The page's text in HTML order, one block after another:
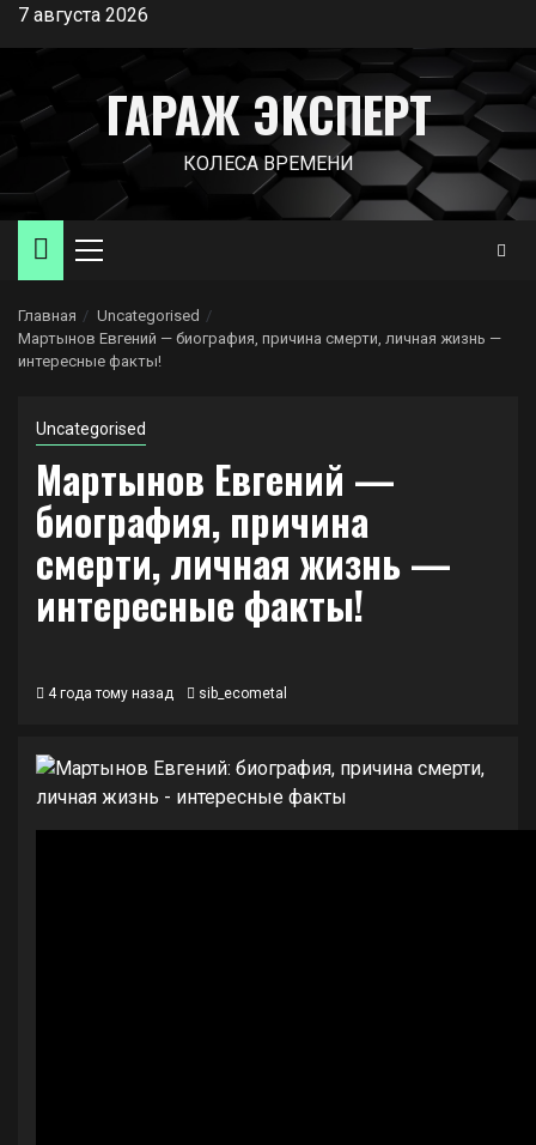
Перейти
содержимому
7 августа 2026
ГАРАЖ ЭКСПЕРТ
КОЛЕСА ВРЕМЕНИ
Основное
Главная
Uncategorised
Мартынов Евгений — биография, причина смерти, личная жизнь —
интересные факты!
Uncategorised
Мартынов Евгений —
биография, причина
смерти, личная жизнь —
интересные факты!
4 года тому назад sib_ecometal